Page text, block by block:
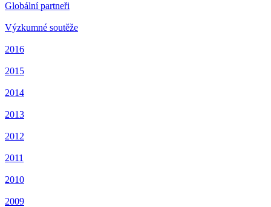
Globální partneři
Výzkumné soutěže
2016
2015
2014
2013
2012
2011
2010
2009